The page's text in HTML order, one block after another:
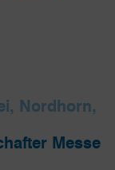
Nordhorn,
Messe